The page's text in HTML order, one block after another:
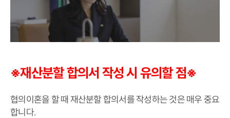
※재산분할 합의서 작성 시 유의할 점※
협의이혼을 할 때 재산분할 합의서를 작성하는 것은 매우 중요
합니다.